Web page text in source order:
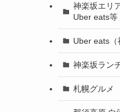
神楽坂エリ
Uber eats等
Uber eats（
神楽坂ラン
札幌グルメ